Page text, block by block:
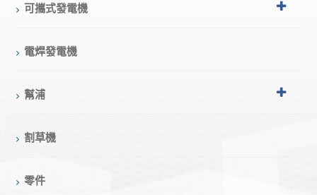
可攜式發電機
電焊發電機
幫浦
割草機
零件